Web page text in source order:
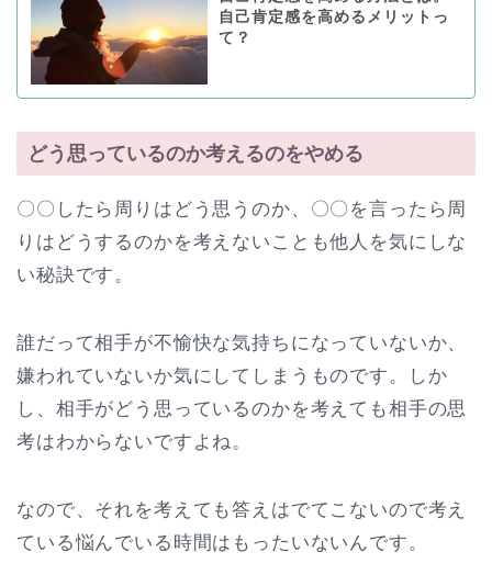
自己肯定感を高めるメリットっ
て？
どう思っているのか考えるのをやめる
〇〇したら周りはどう思うのか、〇〇を言ったら周
りはどうするのかを考えないことも他人を気にしな
い秘訣です。
誰だって相手が不愉快な気持ちになっていないか、
嫌われていないか気にしてしまうものです。しか
し、相手がどう思っているのかを考えても相手の思
考はわからないですよね。
なので、それを考えても答えはでてこないので考え
ている悩んでいる時間はもったいないんです。